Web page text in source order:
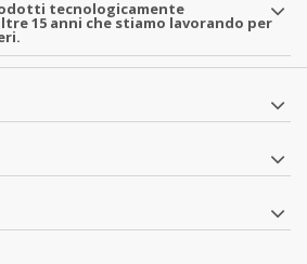
tecnologicamente
15 anni che stiamo lavorando per